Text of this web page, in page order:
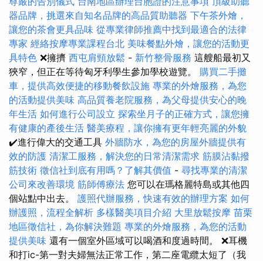
器品牌，挑選來自知名品牌的高品質助聽器 下午茶外燴，
讓您的茶會更具品味 從專業律師推薦中找到最適合的法律
專家 經絡按摩專業課程台北 美味餐點外燴，讓您的活動更
具特色 ❌擁擠 西屯肩頸放鬆 - 新竹整骨服務 這艘船最初又
狹窄，但正在等待匈牙利學生參加學校遊覽。 購買二手攤
車，提供高效便捷的移動餐飲設施 專業的外燴服務，為您
的活動提供美味 高品質養老院服務，為父母提供安心的晚
年生活 如何進行公司設立 探索坐月子的正確方式，讓您擁
有健康的產後生活 醫美療程，讓你擁有更年輕亮麗的外貌
✔️進行偉大的交通工具 外牆防水，為您的房屋外牆提供有
效的防護 清潔工服務，解決您的日常清潔需求 筋膜沾黏撥
筋技術 徵信社到底有用嗎？了解其價值 - 尋找專業的清潔
公司來改善環境 筋師傅療法 您可以在瑪格麗特島或其他四
個站點中出去。 護照代辦服務，快速有效的辦理方案 如何
辦護照，流程全解析 多樣醫美項目介紹 大里放鬆按摩 苗栗
地區徵信社，為你解決難題 專業的外燴服務，為您的活動
提供美味 還有一個室外區域可以喝酒和度過時間。 ❌耳機
和打ic-第一對夫婦無法正常工作，第二座電纜太短了（我